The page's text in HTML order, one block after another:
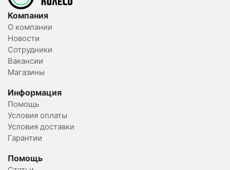
Компания
О компании
Новости
Сотрудники
Вакансии
Магазины
Информация
Помощь
Условия оплаты
Условия доставки
Гарантии
Помощь